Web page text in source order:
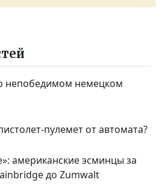
непобедимом немецком
пулемет от автомата?
американские эсминцы за
до Zumwalt